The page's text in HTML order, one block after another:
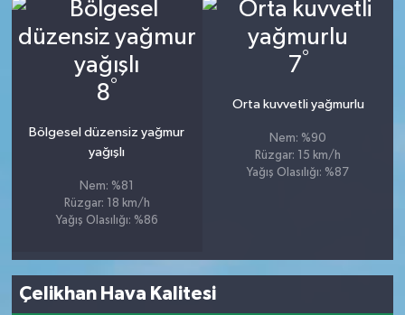
8°
Bölgesel düzensiz yağmur
yağışlı
Nem: %81
Rüzgar: 18 km/h
Yağış Olasılığı: %86
7°
Orta kuvvetli yağmurlu
Nem: %90
Rüzgar: 15 km/h
Yağış Olasılığı: %87
Çelikhan Hava Kalitesi